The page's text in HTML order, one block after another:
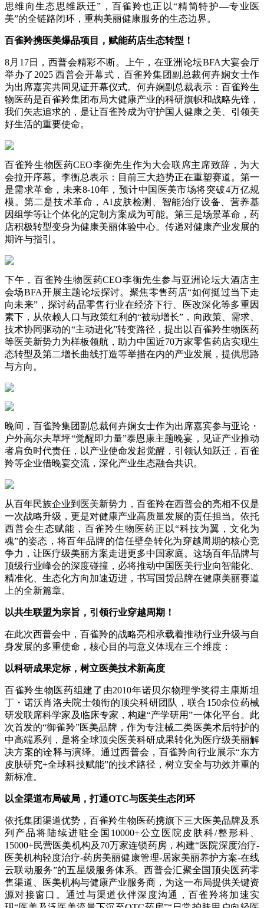
思维向生态思维跃迁”，百雀羚也正以“精简特护—专业医
美”的全链路闭环，重构美丽健康服务的生态边界。
百雀羚携医美爆品项目，赋能药店生态转型！
8月17日，西普会精彩不断。上午，在亚洲论坛BFA大宴会厅
举办了2025 西普会开幕式，百雀羚集团副总裁何卉娴女士作
为出席嘉宾共同见证开幕仪式。何卉娴副总裁表示：百雀羚生
物医药是百雀羚集团布局大健康产业的科研旗帜和战略先锋，
我们矢志追求的，是让百雀羚成为守护国人健康之美、引领美
好生活的重要使命。
百雀羚生物医药CEO李衡先生作为大会联席主席致辞，为大
会拉开序幕。李衡总表示：目前三大趋势正在重塑赛道。第一
是需求革命，未来8-10年，预计中国医美市场将突破4万亿规
模。第二是技术革命，AI皮肤检测、智能治疗设备、营养基
因组学等让个体化的定制方案成为可能。第三是场景革命，药
店积极转型变身为健康美丽体验中心。传递对健康产业发展的
期许与指引。
下午，百雀羚生物医药CEO李衡先生参与亚洲论坛大酒店主
会场BFA开展主题论坛探讨。聚焦零售药店“如何挺过当下走
向未来”，探讨药品零售行业在经济下行、医改深化等多重因
素下，从依赖人口与政策红利的“被动增长”，向政策、需求、
技术协同驱动的“主动进化”转变路径，提出以百雀羚生物医药
等医美新势力为样板领航，助力中国近70万家零售药店实现生
态转型及第二增长曲线打造等举措在内的产业发展，提供思路
与方向。
晚间，百雀羚集团副总裁何卉娴女士作为出席嘉宾参与亚论・
户外高尔夫草坪“觉醒即力量”泰恩康主题晚宴，见证产业推动
者肩负时代责任，以产业使命发起觉醒，引领认知跃迁，百雀
羚等企业借晚宴交流，深化产业生态融合共识。
从百年民族企业到医美新势力，百雀羚在西普会的亮相不仅是
一次战略升级，更是对健康产业高质量发展的责任担当。依托
西普会生态赋能，百雀羚生物医药正以“科技为翼，文化为
魂”的姿态，将百年品牌的信任壁垒转化为穿越周期的核心竞
争力，让医疗级美丽方案走进更多中国家庭。这场百年品牌与
顶级行业峰会的深度碰撞，必将推动中国医美行业向智能化、
精准化、生态化方向加速迈进，书写国货品牌在健康美丽赛道
上的全新篇章。
以共生联盟为宗旨，引领行业穿越周期！
在此次西普会中，百雀羚的战略亮相承载着推动行业升级与自
身发展的多重使命，核心目的与意义体现在三个维度：
以科研成果定标，树立医美技术新高度
百雀羚生物医药组建了由2010年诺贝尔物理学奖得主康斯坦
丁・诺沃肖洛夫院士领衔的顶尖科研团队，联合150余位药械
研发联席科学家及临床专家，构建“产学研用”一体化平台。此
次首发的“御雀羚”医美品牌，作为专注械二类医美术后特护的
中高端系列，是将全球顶尖医美科研成果转化为医疗级美丽解
决方案的诠释与演绎。通过西普会，百雀羚向行业展示“东方
皮肤研究+全球科技赋能”的技术路径，树立安全与功效并重的
新标准。
以全渠道布局破局，打通OTC与医美生态闭环
依托集团渠道优势，百雀羚生物医药携旗下三大医美品牌及系
列产品将陆续进驻全国10000+公立医院皮肤科/整形科、
15000+民营医美机构及70万家连锁药房，构建“医院深度治疗-
医美机构轻度治疗-药房美丽健康管理-居家美丽养护方案-在线
云联动服务”的五星级服务体系。西普会汇聚全国顶尖医药零
售渠道、医美机构与健康产业服务商，为这一布局提供关键资
源对接窗口。通过与渠道伙伴深度沟通，百雀羚将加速实